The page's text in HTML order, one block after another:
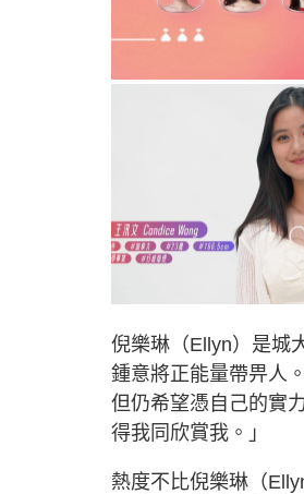
倪樂琳（Ellyn）是城
鍾意將正能量帶畀人
但仍希望憑自己的實
得我同欣賞我。」
熱度不比倪樂琳（